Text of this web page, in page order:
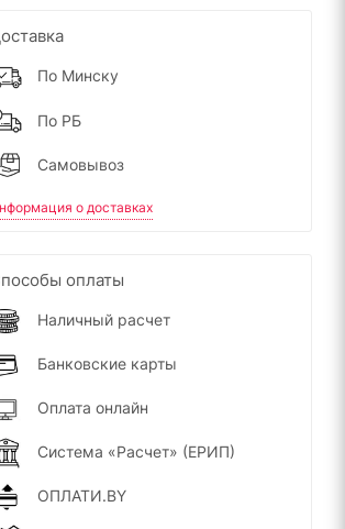
По Минску
По РБ
Самовывоз
о доставках
оплаты
Наличный расчет
Банковские карты
Оплата онлайн
Система «Расчет» (ЕРИП)
ОПЛАТИ.BY